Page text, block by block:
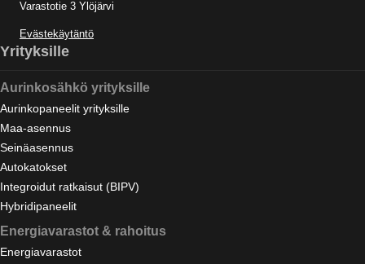
Varastotie 3 Ylöjärvi
Evästekäytäntö
Yrityksille
Aurinkosähkö yrityksille
Aurinkopaneelit yrityksille
Maa-asennus
Seinäasennus
Autokatokset
Integroidut ratkaisut (BIPV)
Hybridipaneelit
Energiavarastot & rahoitus
Energiavarastot